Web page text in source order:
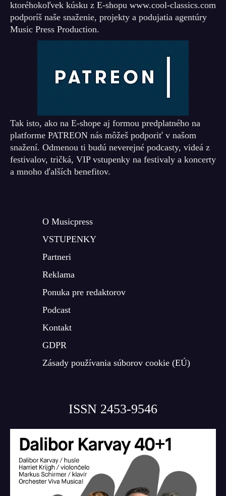
ktoréhokoľvek kúsku z E-shopu www.cool-classics.com
podporíš naše snaženie, projekty a podujatia agentúry
Music Press Production.
Tak isto, ako na E-shope aj formou predplatného na
platforme PATREON nás môžeš podporiť v našom
snažení. Odmenou ti budú neverejné podcasty, videá z
festivalov, tričká, VIP vstupenky na festivaly a koncerty
a mnoho ďalších benefitov.
O Musicpress
VSTUPENKY
Partneri
Reklama
Ponuka pre redaktorov
Podcast
Kontakt
GDPR
Zásady používania súborov cookie (EÚ)
ISSN 2453-9546